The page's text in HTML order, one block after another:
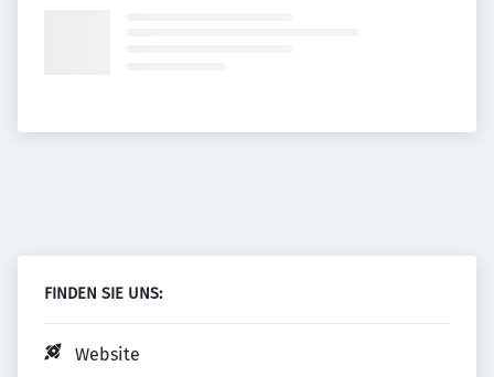
FINDEN SIE UNS:
Website